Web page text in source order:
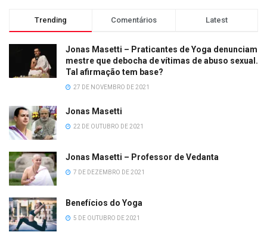
Trending Comentários Latest
Jonas Masetti – Praticantes de Yoga denunciam
mestre que debocha de vítimas de abuso sexual.
Tal afirmação tem base?
27 DE NOVEMBRO DE 2021
Jonas Masetti
22 DE OUTUBRO DE 2021
Jonas Masetti – Professor de Vedanta
7 DE DEZEMBRO DE 2021
Benefícios do Yoga
5 DE OUTUBRO DE 2021